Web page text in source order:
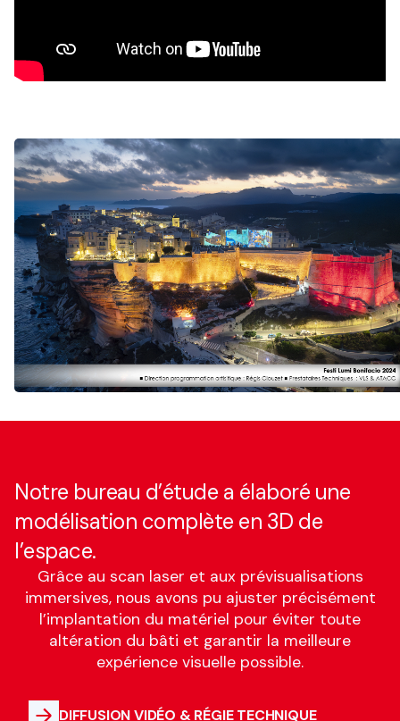
Notre bureau d’étude a élaboré une
modélisation complète en 3D de
l’espace.
Grâce au scan laser et aux prévisualisations
immersives, nous avons pu ajuster précisément
l’implantation du matériel pour éviter toute
altération du bâti et garantir la meilleure
expérience visuelle possible.
DIFFUSION VIDÉO & RÉGIE TECHNIQUE